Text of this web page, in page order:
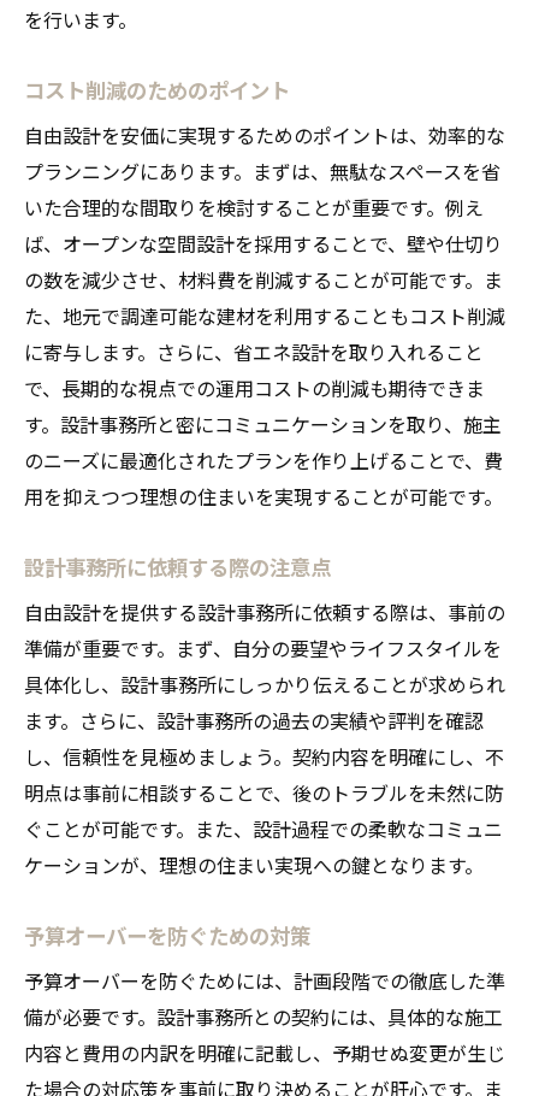
を行います。
コスト削減のためのポイント
自由設計を安価に実現するためのポイントは、効率的な
プランニングにあります。まずは、無駄なスペースを省
いた合理的な間取りを検討することが重要です。例え
ば、オープンな空間設計を採用することで、壁や仕切り
の数を減少させ、材料費を削減することが可能です。ま
た、地元で調達可能な建材を利用することもコスト削減
に寄与します。さらに、省エネ設計を取り入れること
で、長期的な視点での運用コストの削減も期待できま
す。設計事務所と密にコミュニケーションを取り、施主
のニーズに最適化されたプランを作り上げることで、費
用を抑えつつ理想の住まいを実現することが可能です。
設計事務所に依頼する際の注意点
自由設計を提供する設計事務所に依頼する際は、事前の
準備が重要です。まず、自分の要望やライフスタイルを
具体化し、設計事務所にしっかり伝えることが求められ
ます。さらに、設計事務所の過去の実績や評判を確認
し、信頼性を見極めましょう。契約内容を明確にし、不
明点は事前に相談することで、後のトラブルを未然に防
ぐことが可能です。また、設計過程での柔軟なコミュニ
ケーションが、理想の住まい実現への鍵となります。
予算オーバーを防ぐための対策
予算オーバーを防ぐためには、計画段階での徹底した準
備が必要です。設計事務所との契約には、具体的な施工
内容と費用の内訳を明確に記載し、予期せぬ変更が生じ
た場合の対応策を事前に取り決めることが肝心です。ま